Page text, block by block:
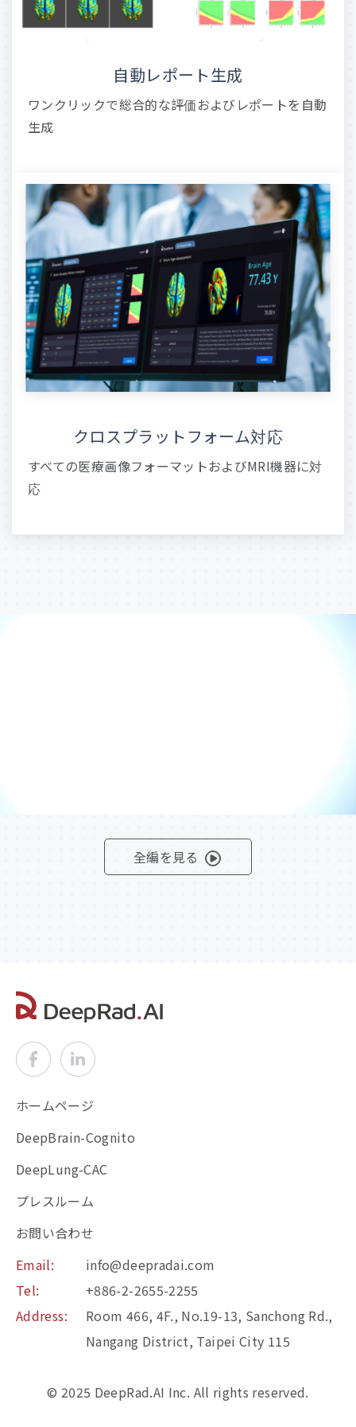
自動レポート生成
ワンクリックで総合的な評価およびレポートを自動
生成
クロスプラットフォーム対応
すべての医療画像フォーマットおよびMRI機器に対
応
全編を見る
ホームページ
DeepBrain-Cognito
DeepLung-CAC
プレスルーム
お問い合わせ
Email:
info@deepradai.com
Tel:
+886-2-2655-2255
© 2025 DeepRad.AI Inc. All rights reserved.
Address:
Room 466, 4F., No.19-13, Sanchong Rd.,
Nangang District, Taipei City 115